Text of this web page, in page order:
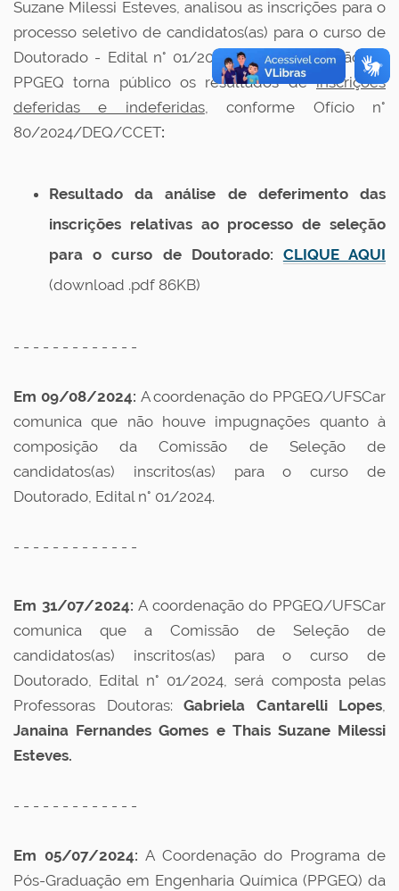
Suzane Milessi Esteves, analisou as inscrições para o
processo seletivo de candidatos(as) para o curso de
Doutorado - Edital n° 01/2024 e a Coordenação do
PPGEQ torna público os resultados deinscrições
deferidas e indeferidas, conforme Ofício n°
80/2024/DEQ/CCET:
Resultado da análise de deferimento das
inscrições relativas ao processo de seleção
para o curso de Doutorado: CLIQUE AQUI
(download .pdf 86KB)
- - - - - - - - - - - - -
Em 09/08/2024: A coordenação do PPGEQ/UFSCar
comunica que não houve impugnações quanto à
composição da Comissão de Seleção de
candidatos(as) inscritos(as) para o curso de
Doutorado, Edital n° 01/2024.
- - - - - - - - - - - - -
Em 31/07/2024: A coordenação do PPGEQ/UFSCar
comunica que a Comissão de Seleção de
candidatos(as) inscritos(as) para o curso de
Doutorado, Edital n° 01/2024, será composta pelas
Professoras Doutoras: Gabriela Cantarelli Lopes,
Janaina Fernandes Gomes e Thais Suzane Milessi
Esteves.
- - - - - - - - - - - - -
Em 05/07/2024: A Coordenação do Programa de
Pós-Graduação em Engenharia Química (PPGEQ) da